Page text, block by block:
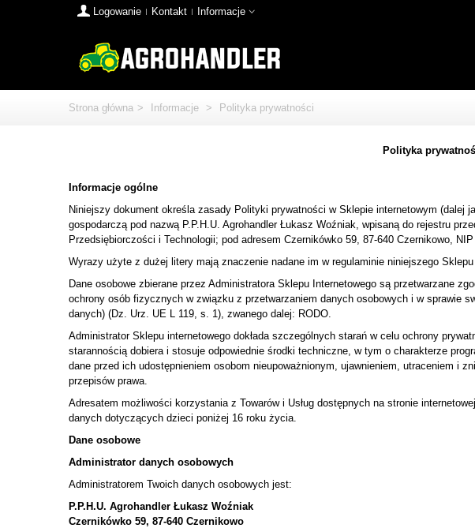
Logowanie Kontakt Informacje
Strona główna > Informacje > Polityka prywatności
Polityka
Informacje ogólne
Niniejszy dokument określa zasady Polityki prywatności w Sklepie internetowym (dalej
gospodarczą pod nazwą P.P.H.U. Agrohandler Łukasz Woźniak, wpisaną do rejestru
Przedsiębiorczości i Technologii; pod adresem Czernikówko 59, 87-640 Czernikowo,
Wyrazy użyte z dużej litery mają znaczenie nadane im w regulaminie niniejszego
Dane osobowe zbierane przez Administratora Sklepu Internetowego są przetwarzane
ochrony osób fizycznych w związku z przetwarzaniem danych osobowych i w sprawie
danych) (Dz. Urz. UE L 119, s. 1), zwanego dalej: RODO.
Administrator Sklepu internetowego dokłada szczególnych starań w celu ochrony
starannością dobiera i stosuje odpowiednie środki techniczne, w tym o charakterze
dane przed ich udostępnieniem osobom nieupoważnionym, ujawnieniem, utraceniem i
przepisów prawa.
Adresatem możliwości korzystania z Towarów i Usług dostępnych na stronie
danych dotyczących dzieci poniżej 16 roku życia.
Dane osobowe
Administrator danych osobowych
Administratorem Twoich danych osobowych jest:
P.P.H.U. Agrohandler Łukasz Woźniak
Czernikówko 59, 87-640 Czernikowo